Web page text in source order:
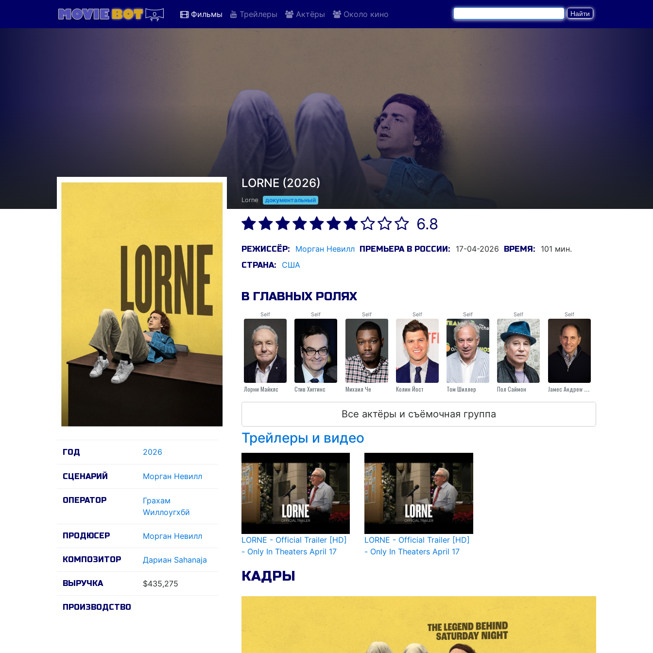
Фильмы Трейлеры Актёры Около кино
ГОД 2026
СЦЕНАРИЙ Морган Невилл
ОПЕРАТОР
Грахам
Wиллоугхбй
ПРОДЮСЕР Морган Невилл
КОМПОЗИТОР Дариан Sahanaja
ВЫРУЧКА $435,275
ПРОИЗВОДСТВО
LORNE (2026)
Lorne документальный
6.8
РЕЖИССЁР: Морган Невилл ПРЕМЬЕРА В РОССИИ: 17-04-2026 ВРЕМЯ: 101 мин.
СТРАНА: США
В ГЛАВНЫХ РОЛЯХ
Self
Лорни Майклс
Self
Стив Хиггинс
Self
Михаил Че
Self
Колин Йост
Self
Том Шиллер
Self
Пол Саймон
Self
Jамес Андреw Миллер
Все актёры и съёмочная группа
Трейлеры и видео
LORNE - Official Trailer [HD]
- Only In Theaters April 17
LORNE - Official Trailer [HD]
- Only In Theaters April 17
КАДРЫ